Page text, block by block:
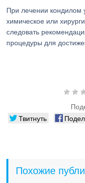
При лечении кондилом
химическое или
следовать
процедуры для
Твитнуть
Похожие